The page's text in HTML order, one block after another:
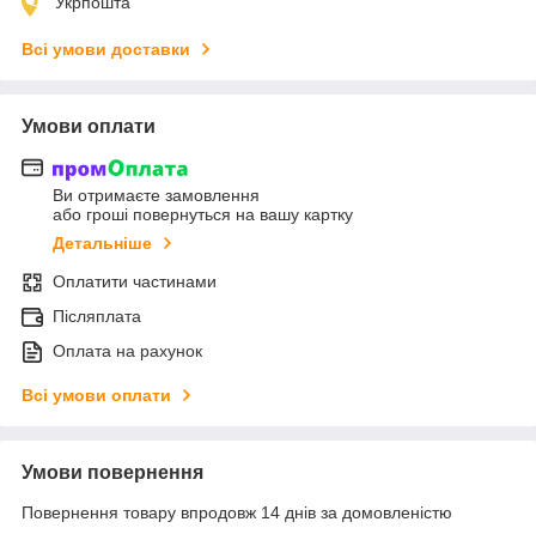
Всі умови доставки
Умови оплати
Ви отримаєте замовлення
або гроші повернуться на вашу картку
Детальніше
Оплатити частинами
Післяплата
Оплата на рахунок
Всі умови оплати
Умови повернення
Повернення товару впродовж 14 днів за домовленістю